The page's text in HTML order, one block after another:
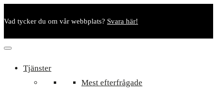
Vad tycker du om vår webbplats? Svara här!
Tjänster
Mest efterfrågade